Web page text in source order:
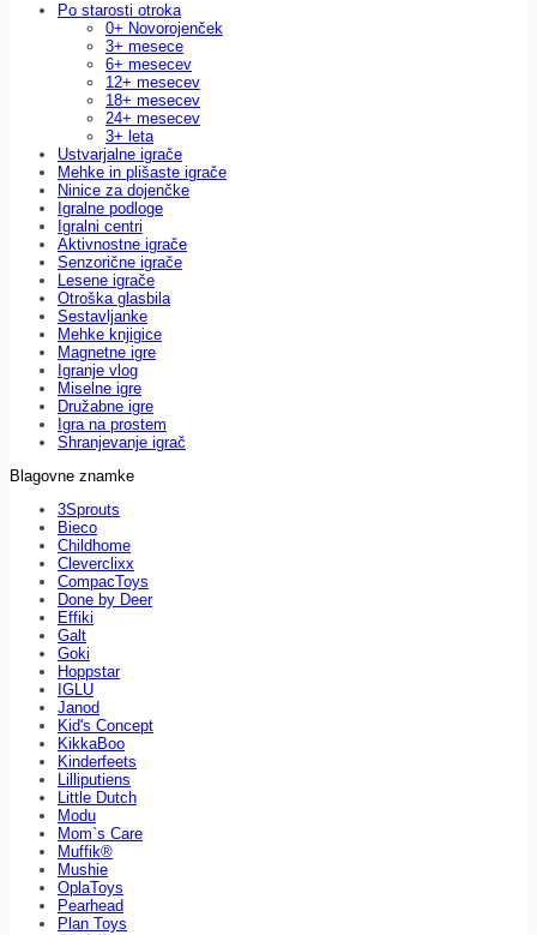
Po starosti otroka
0+ Novorojenček
3+ mesece
6+ mesecev
12+ mesecev
18+ mesecev
24+ mesecev
3+ leta
Ustvarjalne igrače
Mehke in plišaste igrače
Ninice za dojenčke
Igralne podloge
Igralni centri
Aktivnostne igrače
Senzorične igrače
Lesene igrače
Otroška glasbila
Sestavljanke
Mehke knjigice
Magnetne igre
Igranje vlog
Miselne igre
Družabne igre
Igra na prostem
Shranjevanje igrač
Blagovne znamke
3Sprouts
Bieco
Childhome
Cleverclixx
CompacToys
Done by Deer
Effiki
Galt
Goki
Hoppstar
IGLU
Janod
Kid's Concept
KikkaBoo
Kinderfeets
Lilliputiens
Little Dutch
Modu
Mom`s Care
Muffik®
Mushie
OplaToys
Pearhead
Plan Toys